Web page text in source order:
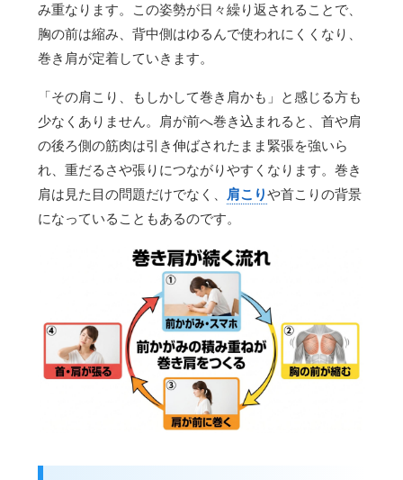
み重なります。この姿勢が日々繰り返されることで、
胸の前は縮み、背中側はゆるんで使われにくくなり、
巻き肩が定着していきます。
「その肩こり、もしかして巻き肩かも」と感じる方も
少なくありません。肩が前へ巻き込まれると、首や肩
の後ろ側の筋肉は引き伸ばされたまま緊張を強いら
れ、重だるさや張りにつながりやすくなります。巻き
肩は見た目の問題だけでなく、 肩こりや首こりの背景
になっていることもあるのです。